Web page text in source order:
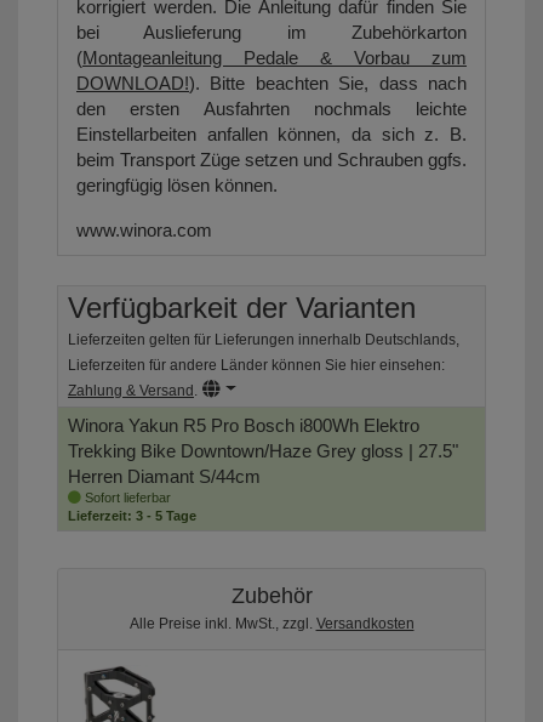
korrigiert werden. Die Anleitung dafür finden Sie
bei Auslieferung im Zubehörkarton
(Montageanleitung Pedale & Vorbau zum
DOWNLOAD!). Bitte beachten Sie, dass nach
den ersten Ausfahrten nochmals leichte
Einstellarbeiten anfallen können, da sich z. B.
beim Transport Züge setzen und Schrauben ggfs.
geringfügig lösen können.
www.winora.com
Verfügbarkeit der Varianten
Lieferzeiten gelten für Lieferungen innerhalb Deutschlands,
Lieferzeiten für andere Länder können Sie hier einsehen:
Zahlung & Versand .
Winora Yakun R5 Pro Bosch i800Wh Elektro
Trekking Bike Downtown/Haze Grey gloss | 27.5"
Herren Diamant S/44cm
Sofort lieferbar
Lieferzeit: 3 - 5 Tage
Zubehör
Alle Preise inkl. MwSt., zzgl. Versandkosten